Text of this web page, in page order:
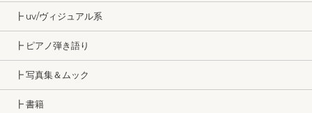
┣ uv/ヴィジュアル系
┣ ピアノ弾き語り
┣ 写真集＆ムック
┣ 書籍